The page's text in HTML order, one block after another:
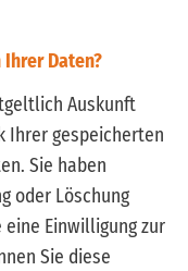
Daten?
Auskunft
Ihrer gespeicherten
Sie haben
oder Löschung
eine Einwilligung zur
Sie diese